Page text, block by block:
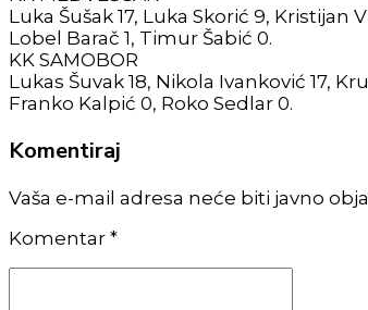
Luka Šušak 17, Luka Skorić 9, Kristijan
Lobel Barač 1, Timur Šabić 0.
KK SAMOBOR
Lukas Šuvak 18, Nikola Ivanković 17,
Franko Kalpić 0, Roko Sedlar 0.
Komentiraj
Vaša e-mail adresa neće biti javno
Komentar *